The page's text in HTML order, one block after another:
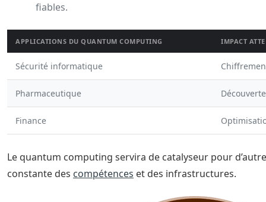
fiables.
APPLICATIONS DU QUANTUM COMPUTING IMPACT
Sécurité informatique
Pharmaceutique
Finance
Le quantum computing servira de catalyseur pour
constante des compétences et des infrastructures.